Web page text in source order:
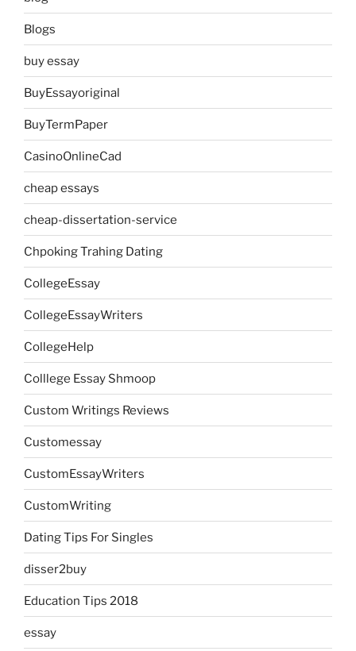
Blogs
buy essay
BuyEssayoriginal
BuyTermPaper
CasinoOnlineCad
cheap essays
cheap-dissertation-service
Chpoking Trahing Dating
CollegeEssay
CollegeEssayWriters
CollegeHelp
Colllege Essay Shmoop
Custom Writings Reviews
Customessay
CustomEssayWriters
CustomWriting
Dating Tips For Singles
disser2buy
Education Tips 2018
essay